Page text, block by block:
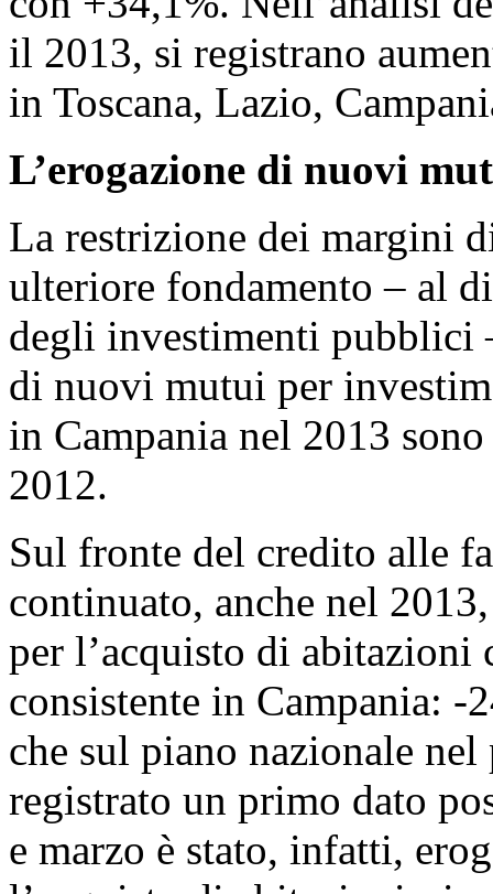
il 2013, si registrano
in Toscana, Lazio,
L’erogazione di nuovi
La restrizione dei margini
ulteriore fondamento – al
degli investimenti pubblici
di nuovi mutui per
in Campania nel 2013
2012.
Sul fronte del credito alle
continuato, anche nel
per l’acquisto di abitazioni
consistente in Campania: -
che sul piano nazionale
registrato un primo dato
e marzo è stato, infatti,